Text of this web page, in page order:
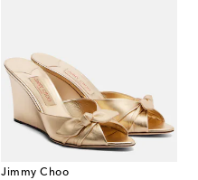
Jimmy Choo